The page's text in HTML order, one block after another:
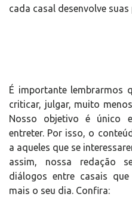
cada casal desenvolve
É importante lembrarmos
criticar, julgar, muito
Nosso objetivo é único
entreter. Por isso, o
a aqueles que se
assim, nossa redação
diálogos entre casais
mais o seu dia. Confira: